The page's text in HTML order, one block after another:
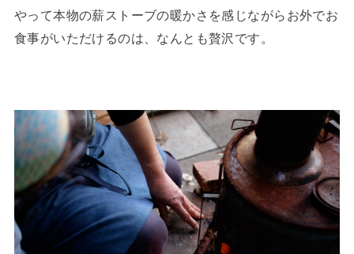
やって本物の薪ストーブの暖かさを感じながらお外でお
食事がいただけるのは、なんとも贅沢です。